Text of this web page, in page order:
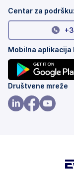
Centar za podršku:
Mobilna aplikacija
(otvara
se
na
Društvene mreže
kartice)